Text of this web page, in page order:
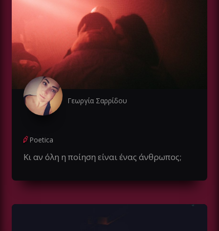
Γεωργία Σαρρίδου
Poetica
Κι αν όλη η ποίηση είναι ένας άνθρωπος;